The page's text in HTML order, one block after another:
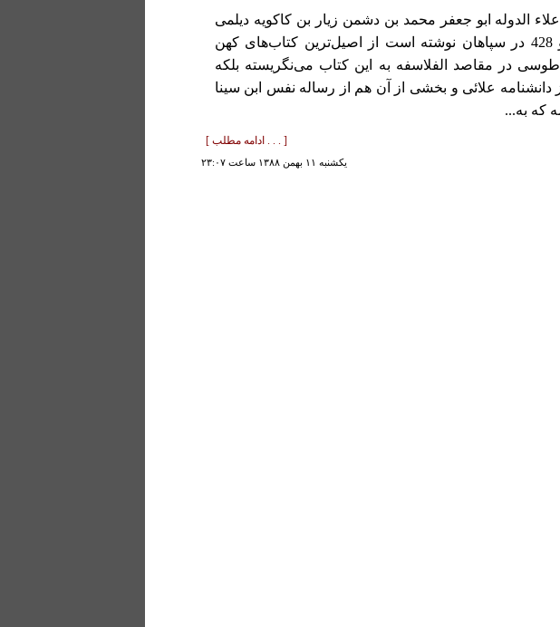
الدوله ابو جعفر محمد بن دشمن زیار بن کاکویه دیلمی
(398 ـ 433) میان سال‌های 412 و 428 در سپاهان نوشته است از اصیل‌ترین کتاب‌های کهن
در مقاصد الفلاسفه به این کتاب می‌نگریسته بلکه
علائی و بخشی از آن هم از رساله نفس ابن سینا
که به...
[ . . . ادامه مطلب ]
يكشنبه ۱۱ بهمن ۱۳۸۸ ساعت ۲۳:۰۷